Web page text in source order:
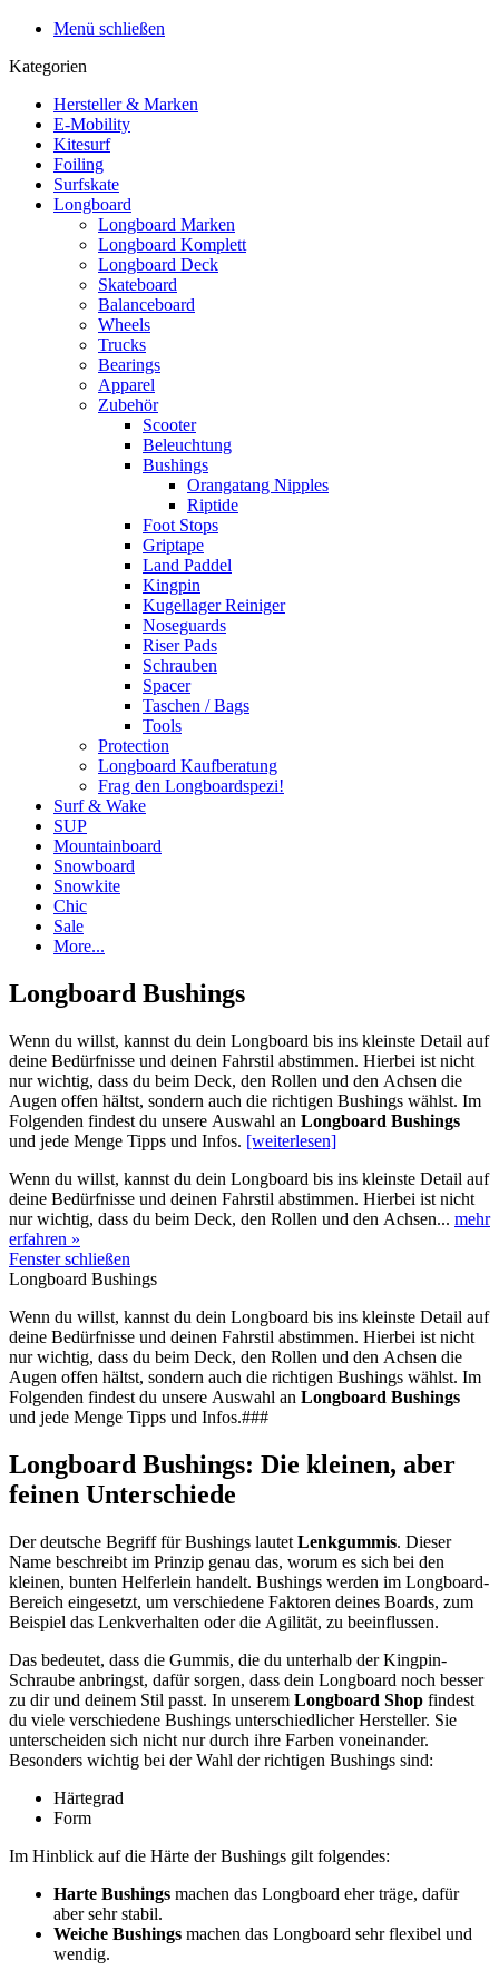
Menü schließen
Kategorien
Hersteller & Marken
E-Mobility
Kitesurf
Foiling
Surfskate
Longboard
Longboard Marken
Longboard Komplett
Longboard Deck
Skateboard
Balanceboard
Wheels
Trucks
Bearings
Apparel
Zubehör
Scooter
Beleuchtung
Bushings
Orangatang Nipples
Riptide
Foot Stops
Griptape
Land Paddel
Kingpin
Kugellager Reiniger
Noseguards
Riser Pads
Schrauben
Spacer
Taschen / Bags
Tools
Protection
Longboard Kaufberatung
Frag den Longboardspezi!
Surf & Wake
SUP
Mountainboard
Snowboard
Snowkite
Chic
Sale
More...
Longboard Bushings
Wenn du willst, kannst du dein Longboard bis ins kleinste Detail auf
deine Bedürfnisse und deinen Fahrstil abstimmen. Hierbei ist nicht
nur wichtig, dass du beim Deck, den Rollen und den Achsen die
Augen offen hältst, sondern auch die richtigen Bushings wählst. Im
Folgenden findest du unsere Auswahl an Longboard Bushings
und jede Menge Tipps und Infos. [weiterlesen]
Wenn du willst, kannst du dein Longboard bis ins kleinste Detail auf
deine Bedürfnisse und deinen Fahrstil abstimmen. Hierbei ist nicht
nur wichtig, dass du beim Deck, den Rollen und den Achsen... mehr
erfahren »
Fenster schließen
Longboard Bushings
Wenn du willst, kannst du dein Longboard bis ins kleinste Detail auf
deine Bedürfnisse und deinen Fahrstil abstimmen. Hierbei ist nicht
nur wichtig, dass du beim Deck, den Rollen und den Achsen die
Augen offen hältst, sondern auch die richtigen Bushings wählst. Im
Folgenden findest du unsere Auswahl an Longboard Bushings
und jede Menge Tipps und Infos.###
Longboard Bushings: Die kleinen, aber
feinen Unterschiede
Der deutsche Begriff für Bushings lautet Lenkgummis. Dieser
Name beschreibt im Prinzip genau das, worum es sich bei den
kleinen, bunten Helferlein handelt. Bushings werden im Longboard-
Bereich eingesetzt, um verschiedene Faktoren deines Boards, zum
Beispiel das Lenkverhalten oder die Agilität, zu beeinflussen.
Das bedeutet, dass die Gummis, die du unterhalb der Kingpin-
Schraube anbringst, dafür sorgen, dass dein Longboard noch besser
zu dir und deinem Stil passt. In unserem Longboard Shop findest
du viele verschiedene Bushings unterschiedlicher Hersteller. Sie
unterscheiden sich nicht nur durch ihre Farben voneinander.
Besonders wichtig bei der Wahl der richtigen Bushings sind:
Härtegrad
Form
Im Hinblick auf die Härte der Bushings gilt folgendes:
Harte Bushings machen das Longboard eher träge, dafür
aber sehr stabil.
Weiche Bushings machen das Longboard sehr flexibel und
wendig.